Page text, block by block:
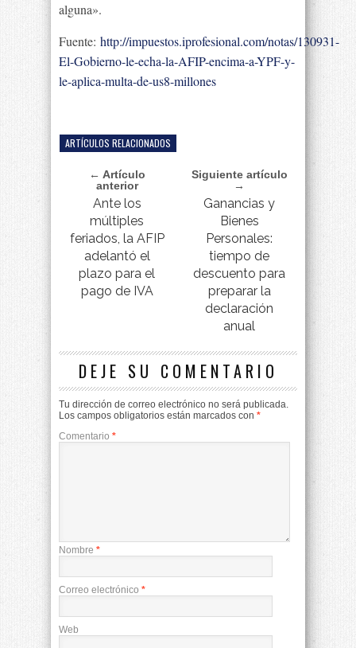
alguna».
Fuente: http://impuestos.iprofesional.com/notas/130931-
El-Gobierno-le-echa-la-AFIP-encima-a-YPF-y-
le-aplica-multa-de-us8-millones
ARTÍCULOS RELACIONADOS
← Artículo
anterior
Ante los
múltiples
feriados, la AFIP
adelantó el
plazo para el
pago de IVA
Siguiente artículo
→
Ganancias y
Bienes
Personales:
tiempo de
descuento para
preparar la
declaración
anual
DEJE SU COMENTARIO
Tu dirección de correo electrónico no será publicada.
Los campos obligatorios están marcados con *
Comentario *
Nombre *
Correo electrónico *
Web